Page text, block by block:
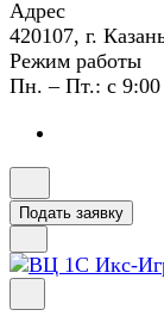
Адрес
420107, г.
Режим работы
Пн. – Пт.: с 9:00
Подать заявку